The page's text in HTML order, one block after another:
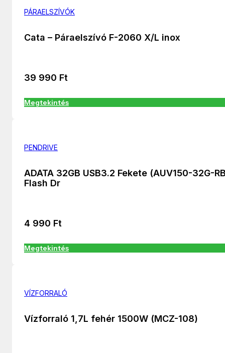
PÁRAELSZÍVÓK
Cata – Páraelszívó F-2060 X/L inox
39 990 Ft
Megtekintés
PENDRIVE
ADATA 32GB USB3.2 Fekete (AUV150-32G-
Flash Dr
4 990 Ft
Megtekintés
VÍZFORRALÓ
Vízforraló 1,7L fehér 1500W (MCZ-108)